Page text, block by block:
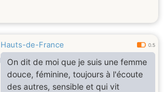
Hauts-de-France 0.5
On dit de moi que je suis une femme
douce, féminine, toujours à l'écoute
des autres, sensible et qui vit